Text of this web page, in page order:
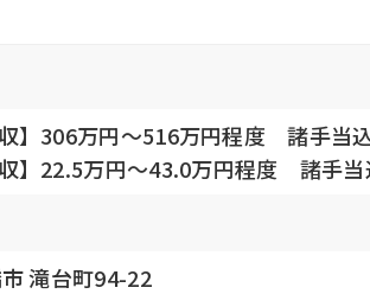
収】306万円〜516万円程度 諸手当
収】22.5万円〜43.0万円程度 諸手当
滝台町94-22